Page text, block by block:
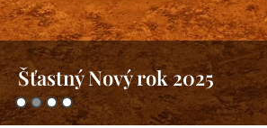
Šťastný Nový rok 2025